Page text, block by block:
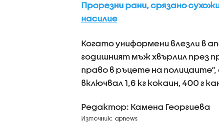
Прорезни рани, срязано
насилие
Когато униформени влезли в
годишният мъж хвърлил през
право в ръцете на
включвал 1,6 кг кокаин, 400 г
Редактор: Камена Георгиева
Източник: apnews